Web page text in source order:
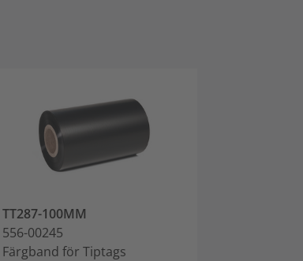
TT287-100MM
556-00245
Färgband för Tiptags